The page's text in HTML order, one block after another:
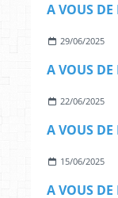
A VOUS DE
29/06/2025
A VOUS DE
22/06/2025
A VOUS DE
15/06/2025
A VOUS DE